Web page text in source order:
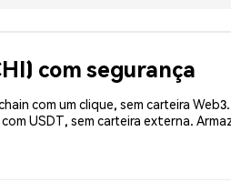
com segurança
com um clique, sem carteira Web3.
USDT, sem carteira externa.